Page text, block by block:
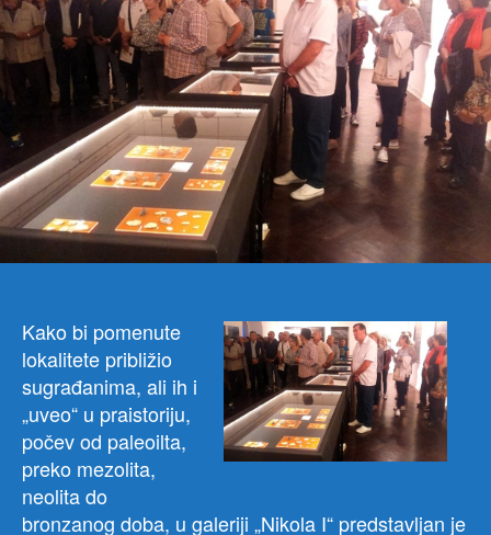
Kako bi pomenute
lokalitete približio
sugrađanima, ali ih i
„uveo“ u praistoriju,
počev od paleoilta,
preko mezolita,
neolita do
bronzanog doba, u galeriji „Nikola I“ predstavljan je